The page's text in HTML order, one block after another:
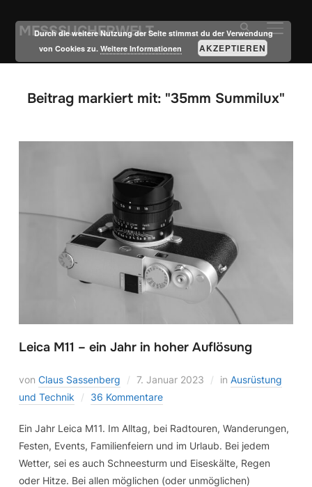
MESSSUCHERWELT
Beitrag markiert mit: "35mm Summilux"
Leica M11 – ein Jahr in hoher Auflösung
von Claus Sassenberg 7. Januar 2023 in Ausrüstung
und Technik
36 Kommentare
Ein Jahr Leica M11. Im Alltag, bei Radtouren, Wanderungen,
Festen, Events, Familienfeiern und im Urlaub. Bei jedem
Wetter, sei es auch Schneesturm und Eiseskälte, Regen
oder Hitze. Bei allen möglichen (oder unmöglichen)
Durch die weitere Nutzung der Seite stimmst du der Verwendung
von Cookies zu.Weitere Informationen AKZEPTIEREN